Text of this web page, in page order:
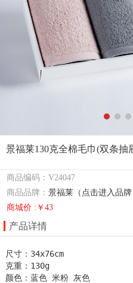
景福莱130克全棉毛巾(双条抽
商品编码：V24047
商品品牌：景福莱（点击进入品牌
商城价 :￥43
产品详情
尺寸：34x76cm
克重：130g
颜色：蓝色 米粉 灰色